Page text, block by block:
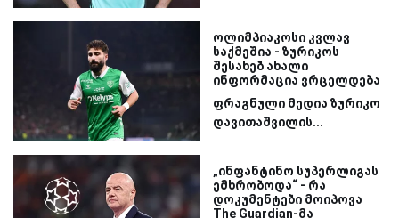
ოლიმპიაკოსი კვლავ
საქმეშია - ზურიკოს
შესახებ ახალი
ინფორმაცია ვრცელდება
ფრაგნული მედია ზურიკო
დავითაშვილის...
„ინფანტინო სუპერლიგას
ემხრობოდა“ - რა
დოკუმენტები მოიპოვა
The Guardian-მა